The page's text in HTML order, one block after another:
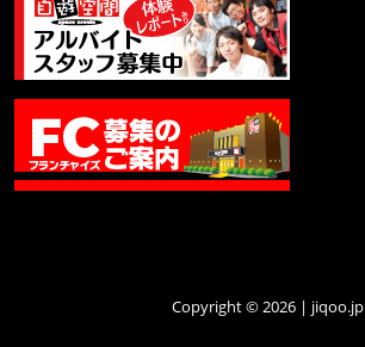
Copyright © 2026 | jiqoo.jp